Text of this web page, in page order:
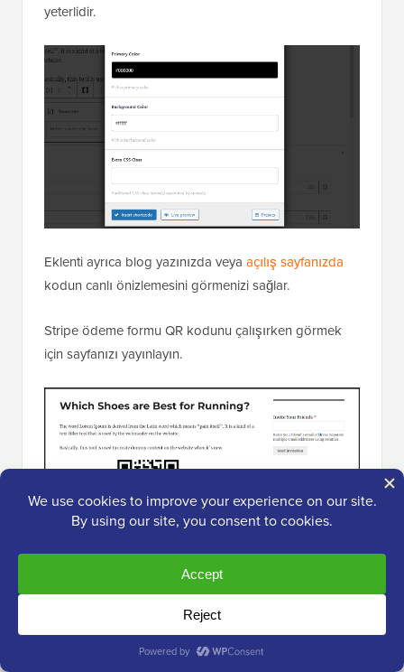
yeterlidir.
Eklenti ayrıca blog yazınızda veya açılış sayfanızda
kodun canlı önizlemesini görmenizi sağlar.
Stripe ödeme formu QR kodunu çalışırken görmek
için sayfanızı yayınlayın.
Stripe QR Kodu Ödemeleri Ekleme
Hakkında Sıkça Sorulan Sorular
Okuyucularımızın WordPress'e Stripe kod ödemeleri
ekleme hakkında sorduğu bazı yaygın sorular